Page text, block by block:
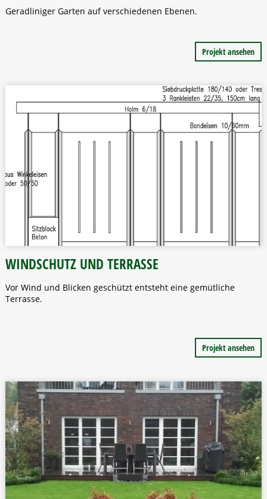
Leistungen
Projekte
Kontakt
Geradliniger Garten auf verschiedenen Ebenen.
Projekt ansehen
WINDSCHUTZ UND TERRASSE
Vor Wind und Blicken geschützt entsteht eine gemütliche
Terrasse.
Projekt ansehen